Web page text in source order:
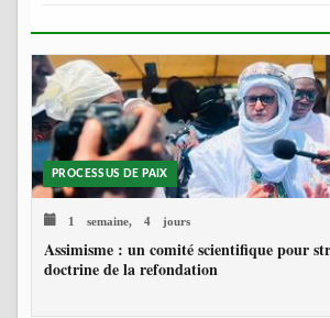
PROCESSUS DE PAIX
1 semaine, 4 jours
Assimisme : un comité scientifique pour
doctrine de la refondation